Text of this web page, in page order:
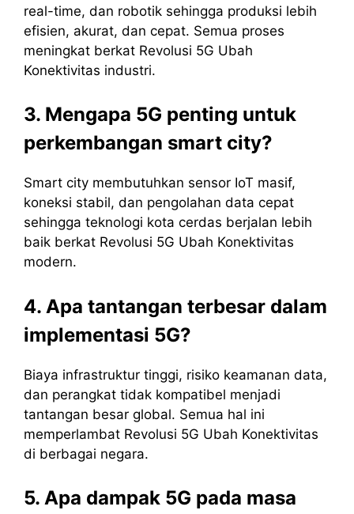
real-time, dan robotik sehingga produksi lebih
efisien, akurat, dan cepat. Semua proses
meningkat berkat Revolusi 5G Ubah
Konektivitas industri.
3. Mengapa 5G penting untuk
perkembangan smart city?
Smart city membutuhkan sensor IoT masif,
koneksi stabil, dan pengolahan data cepat
sehingga teknologi kota cerdas berjalan lebih
baik berkat Revolusi 5G Ubah Konektivitas
modern.
4. Apa tantangan terbesar dalam
implementasi 5G?
Biaya infrastruktur tinggi, risiko keamanan data,
dan perangkat tidak kompatibel menjadi
tantangan besar global. Semua hal ini
memperlambat Revolusi 5G Ubah Konektivitas
di berbagai negara.
5. Apa dampak 5G pada masa